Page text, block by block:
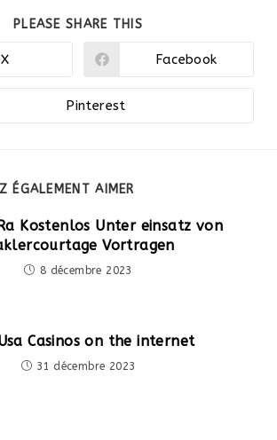
PLEASE SHARE THIS
X
Ouvrir
Facebook
Ouvrir
Pinterest
ÉGALEMENT AIMER
Kostenlos Unter einsatz von
Vortragen
8 décembre 2023
Casinos on the internet
31 décembre 2023